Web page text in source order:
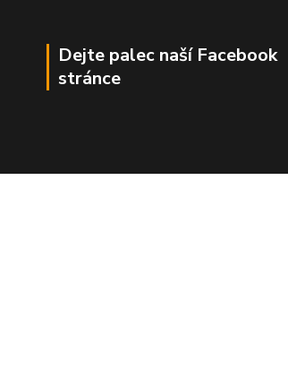
Dejte palec naší Facebook
stránce